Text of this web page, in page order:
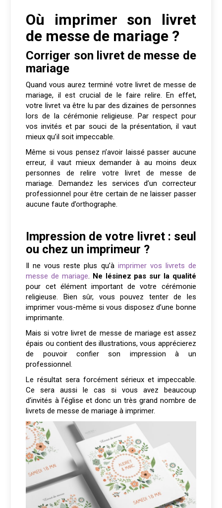
Où imprimer son livret
de messe de mariage ?
Corriger son livret de messe de
mariage
Quand vous aurez terminé votre livret de messe de
mariage, il est crucial de le faire relire. En effet,
votre livret va être lu par des dizaines de personnes
lors de la cérémonie religieuse. Par respect pour
vos invités et par souci de la présentation, il vaut
mieux qu’il soit impeccable.
Même si vous pensez n’avoir laissé passer aucune
erreur, il vaut mieux demander à au moins deux
personnes de relire votre livret de messe de
mariage. Demandez les services d’un correcteur
professionnel pour être certain de ne laisser passer
aucune faute d’orthographe.
Impression de votre livret : seul
ou chez un imprimeur ?
Il ne vous reste plus qu’à imprimer vos livrets de
messe de mariage. Ne lésinez pas sur la qualité
pour cet élément important de votre cérémonie
religieuse. Bien sûr, vous pouvez tenter de les
imprimer vous-même si vous disposez d’une bonne
imprimante.
Mais si votre livret de messe de mariage est assez
épais ou contient des illustrations, vous apprécierez
de pouvoir confier son impression à un
professionnel.
Le résultat sera forcément sérieux et impeccable.
Ce sera aussi le cas si vous avez beaucoup
d’invités à l’église et donc un très grand nombre de
livrets de messe de mariage à imprimer.